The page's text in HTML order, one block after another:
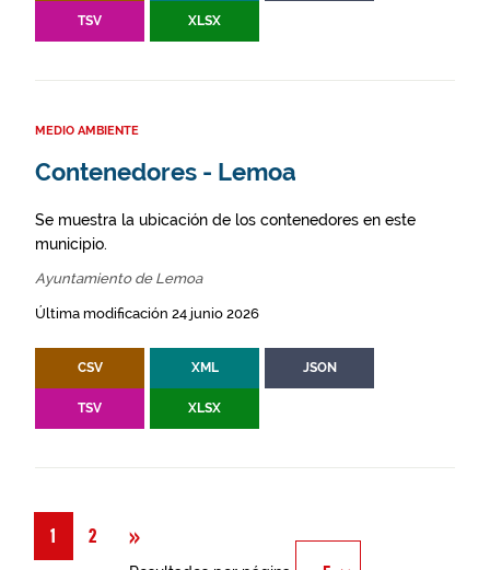
TSV XLSX
MEDIO AMBIENTE
Contenedores - Lemoa
Se muestra la ubicación de los contenedores en este
municipio.
Ayuntamiento de Lemoa
Última modificación 24 junio 2026
CSV XML JSON
TSV XLSX
1 2 »